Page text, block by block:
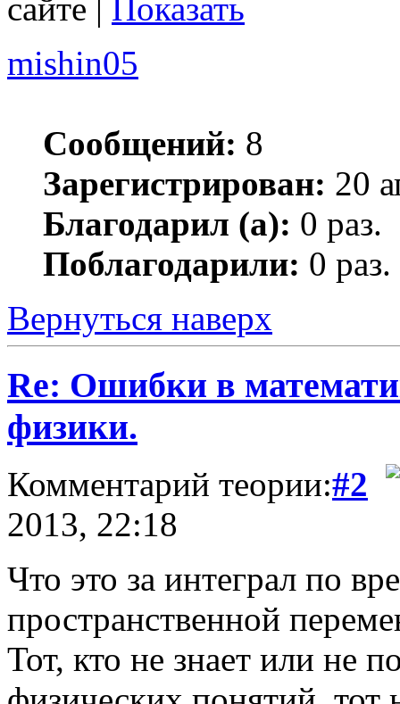
сайте | Показать
mishin05
Сообщений: 8
Зарегистрирован: 20
Благодарил (а): 0 раз.
Поблагодарили: 0 раз.
Вернуться наверх
Re: Ошибки в
физики.
Комментарий теории:#2
2013, 22:18
Что это за интеграл по
пространственной
Тот, кто не знает или не